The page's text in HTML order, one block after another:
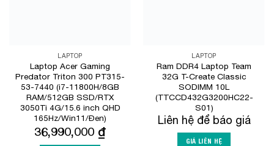
LAPTOP
Laptop Acer Gaming
Predator Triton 300 PT315-
53-7440 (i7-11800H/8GB
RAM/512GB SSD/RTX
3050Ti 4G/15.6 inch QHD
165Hz/Win11/Đen)
36,990,000 ₫
LAPTOP
Ram DDR4 Laptop Team
32G T-Create Classic
SODIMM 10L
(TTCCD432G3200HC22-
S01)
Liên hệ để báo giá
GIÁ LIÊN HỆ